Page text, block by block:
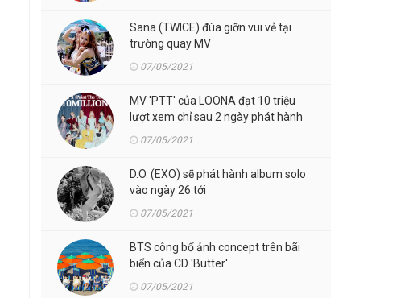
Sana (TWICE) đùa giỡn vui vẻ tại
trường quay MV
07/05/2021
MV 'PTT' của LOONA đạt 10 triệu
lượt xem chỉ sau 2 ngày phát hành
07/05/2021
D.O. (EXO) sẽ phát hành album solo
vào ngày 26 tới
07/05/2021
BTS công bố ảnh concept trên bãi
biển của CD 'Butter'
07/05/2021